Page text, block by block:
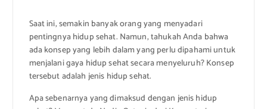
Saat ini, semakin banyak orang yang menyadari
pentingnya hidup sehat. Namun, tahukah Anda bahwa
ada konsep yang lebih dalam yang perlu dipahami untuk
menjalani gaya hidup sehat secara menyeluruh? Konsep
tersebut adalah jenis hidup sehat.
Apa sebenarnya yang dimaksud dengan jenis hidup